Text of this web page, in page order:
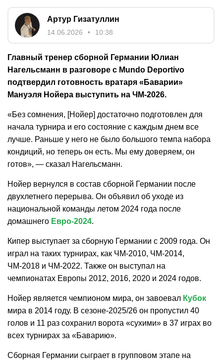
Артур Гизатуллин
14.06.2026 10:38
Главный тренер сборной Германии Юлиан
Нагельсманн в разговоре с Mundo Deportivo
подтвердил готовность вратаря «Баварии»
Мануэля Нойера выступить на ЧМ-2026.
«Без сомнения, [Нойер] достаточно подготовлен для
начала турнира и его состояние с каждым днем все
лучше. Раньше у него не было большого темпа набора
кондиций, но теперь он есть. Мы ему доверяем, он
готов», — сказал Нагельсманн.
Нойер вернулся в состав сборной Германии после
двухлетнего перерыва. Он объявил об уходе из
национальной команды летом 2024 года после
домашнего Евро-2024.
Кипер выступает за сборную Германии с 2009 года. Он
играл на таких турнирах, как ЧМ-2010, ЧМ-2014,
ЧМ-2018 и ЧМ-2022. Также он выступал на
чемпионатах Европы 2012, 2016, 2020 и 2024 годов.
Нойер является чемпионом мира, он завоевал Кубок
мира в 2014 году. В сезоне-2025/26 он пропустил 40
голов и 11 раз сохранил ворота «сухими» в 37 играх во
всех турнирах за «Баварию».
Сборная Германии сыграет в групповом этапе на